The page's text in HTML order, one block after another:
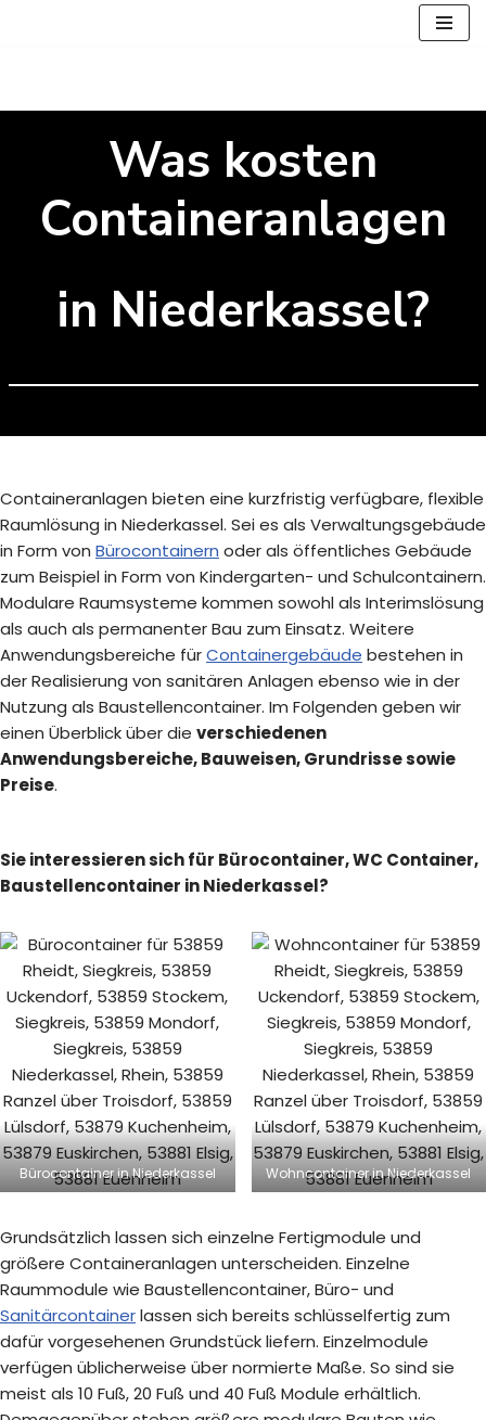
springen
Was kosten
Containeranlagen
in Niederkassel?
Containeranlagen bieten eine kurzfristig verfügbare, flexible
Raumlösung in Niederkassel. Sei es als Verwaltungsgebäude
in Form von Bürocontainern oder als öffentliches Gebäude
zum Beispiel in Form von Kindergarten- und Schulcontainern.
Modulare Raumsysteme kommen sowohl als Interimslösung
als auch als permanenter Bau zum Einsatz. Weitere
Anwendungsbereiche fürContainergebäude bestehen in
der Realisierung von sanitären Anlagen ebenso wie in der
Nutzung als Baustellencontainer. Im Folgenden geben wir
einen Überblick über die verschiedenen
Anwendungsbereiche, Bauweisen, Grundrisse sowie
Preise.
Sie interessieren sich für Bürocontainer, WC Container,
Baustellencontainer in Niederkassel?
Bürocontainer in Niederkassel Wohncontainer in Niederkassel
Grundsätzlich lassen sich einzelne Fertigmodule und
größere Containeranlagen unterscheiden. Einzelne
Raummodule wie Baustellencontainer, Büro- und
Sanitärcontainerlassen sich bereits schlüsselfertig zum
dafür vorgesehenen Grundstück liefern. Einzelmodule
verfügen üblicherweise über normierte Maße. So sind sie
meist als 10 Fuß, 20 Fuß und 40 Fuß Module erhältlich.